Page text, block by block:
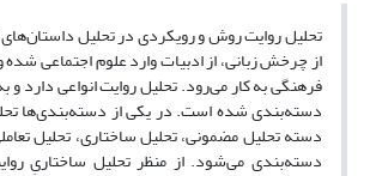
تحلیل روایت روش و رویکردی در تحلیل
از چرخش زبانی، از ادبیات وارد علوم اجتماعی شده
فرهنگی به کار می‌رود. تحلیل روایت انواعی دارد
دسته‌بندی شده است. در یکی از دسته‌بندی‌ها
دسته تحلیل مضمونی، تحلیل ساختاری، تحلیل
دسته‌بندی می‌شود. از منظر تحلیل ساختاریِ